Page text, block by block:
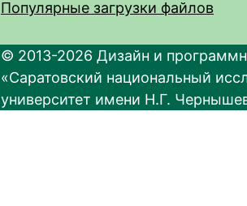
Популярные загрузки файлов
© 2013-2026 Дизайн и
«Саратовский национальный
университет имени Н.Г.